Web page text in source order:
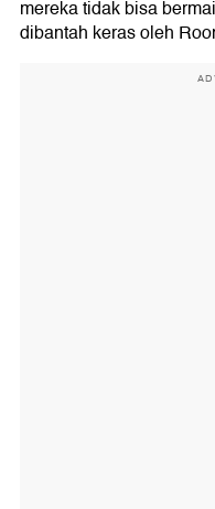
mereka tidak bisa
dibantah keras oleh